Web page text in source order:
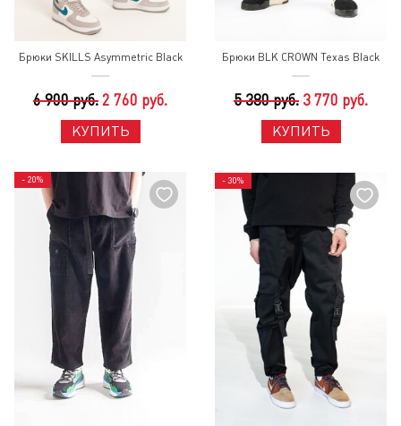
Брюки SKILLS Asymmetric Black
6 900 руб. 2 760 руб.
КУПИТЬ
Брюки BLK CROWN Texas Black
5 380 руб. 3 770 руб.
КУПИТЬ
- 20% - 30%